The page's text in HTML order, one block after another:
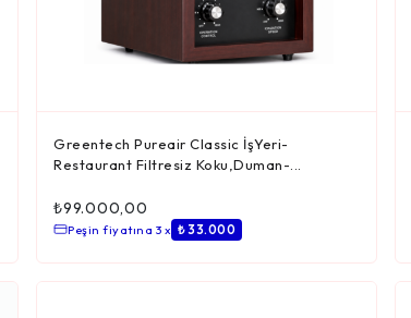
Greentech Pureair Classic İşYeri-
Restaurant Filtresiz Koku,Duman-...
₺99.000,00
Peşin fiyatına 3 x ₺ 33.000